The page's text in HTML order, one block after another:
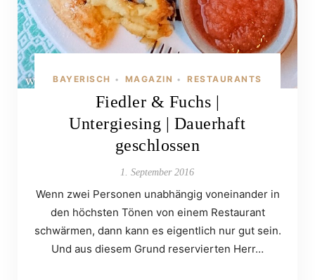
BAYERISCH • MAGAZIN • RESTAURANTS
Fiedler & Fuchs |
Untergiesing | Dauerhaft
geschlossen
1. September 2016
Wenn zwei Personen unabhängig voneinander in
den höchsten Tönen von einem Restaurant
schwärmen, dann kann es eigentlich nur gut sein.
Und aus diesem Grund reservierten Herr…